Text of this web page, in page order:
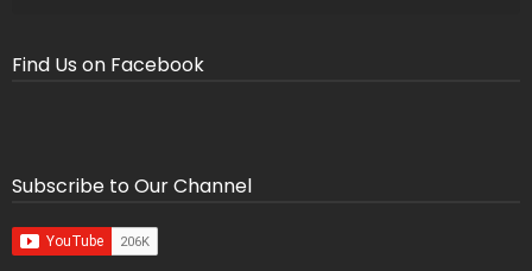
Find Us on Facebook
Subscribe to Our Channel